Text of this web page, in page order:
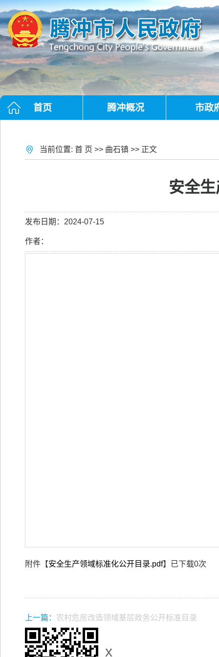
x
首页 腾冲概况 市政
当前位置: 首 页 >> 曲石镇 >> 正文
安全
发布日期：2024-07-15
作者：
附件【安全生产领域标准化公开目录.pdf】已下载0次
上一篇： 农村危房改造领域基层政务公开标准目录